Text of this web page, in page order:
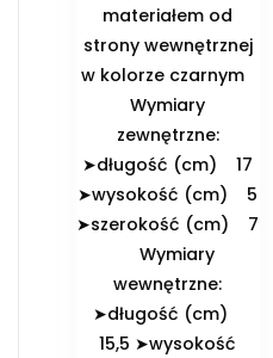
materiałem od
strony wewnętrznej
w kolorze czarnym
️Wymiary
zewnętrzne:
➤długość (cm) 17
➤wysokość (cm) 5
➤szerokość (cm) 7
️Wymiary
wewnętrzne:
➤długość (cm)
15,5 ➤wysokość